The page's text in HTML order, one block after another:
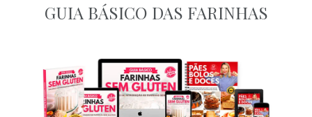
GUIA BÁSICO DAS FARINHAS